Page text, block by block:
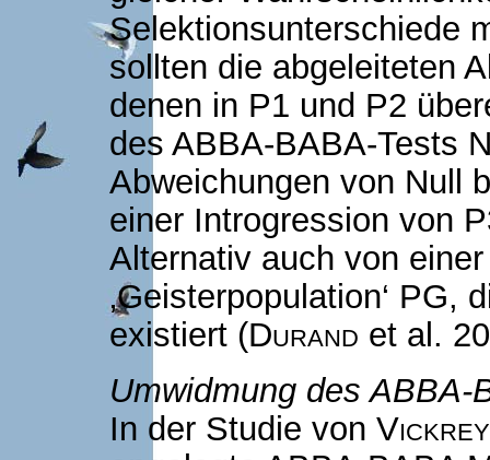
Selektionsunterschiede
sollten die abgeleiteten
denen in P1 und P2
des ABBA-BABA-Tests
Abweichungen von Null
einer Introgression von
Alternativ auch von
‚Geisterpopulation‘ PG,
existiert (Durand et al.
Umwidmung des ABBA-
In der Studie von Vickrey